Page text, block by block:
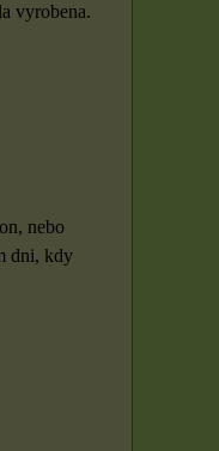
vyrobena.
nebo
dni, kdy